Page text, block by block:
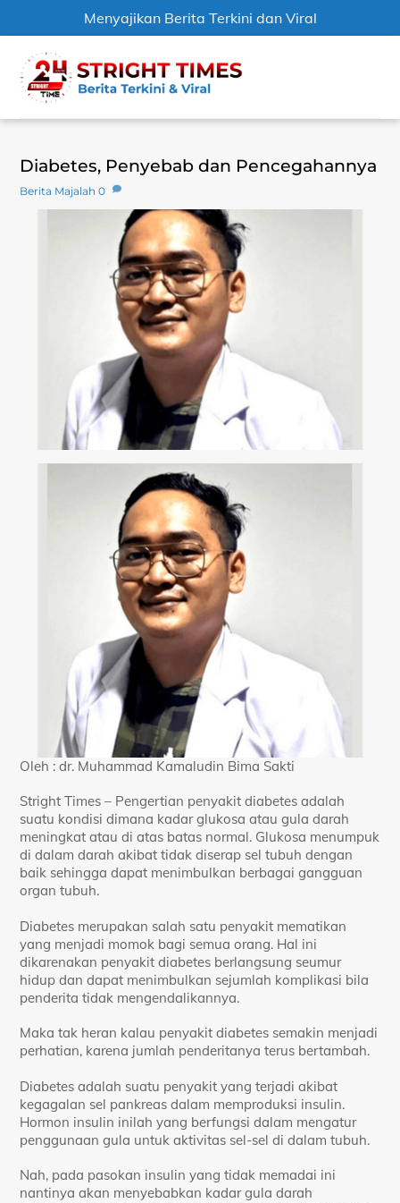
Menyajikan Berita Terkini dan Viral
content
Diabetes, Penyebab dan Pencegahannya
Berita Majalah 0
Oleh : dr. Muhammad Kamaludin Bima Sakti
Stright Times – Pengertian penyakit diabetes adalah
suatu kondisi dimana kadar glukosa atau gula darah
meningkat atau di atas batas normal. Glukosa menumpuk
di dalam darah akibat tidak diserap sel tubuh dengan
baik sehingga dapat menimbulkan berbagai gangguan
organ tubuh.
Diabetes merupakan salah satu penyakit mematikan
yang menjadi momok bagi semua orang. Hal ini
dikarenakan penyakit diabetes berlangsung seumur
hidup dan dapat menimbulkan sejumlah komplikasi bila
penderita tidak mengendalikannya.
Maka tak heran kalau penyakit diabetes semakin menjadi
perhatian, karena jumlah penderitanya terus bertambah.
Diabetes adalah suatu penyakit yang terjadi akibat
kegagalan sel pankreas dalam memproduksi insulin.
Hormon insulin inilah yang berfungsi dalam mengatur
penggunaan gula untuk aktivitas sel-sel di dalam tubuh.
Nah, pada pasokan insulin yang tidak memadai ini
nantinya akan menyebabkan kadar gula darah